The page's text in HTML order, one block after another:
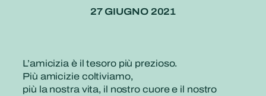
27 GIUGNO 2021
L’amicizia è il tesoro più prezioso.
Più amicizie coltiviamo,
più la nostra vita, il nostro cuore e il nostro